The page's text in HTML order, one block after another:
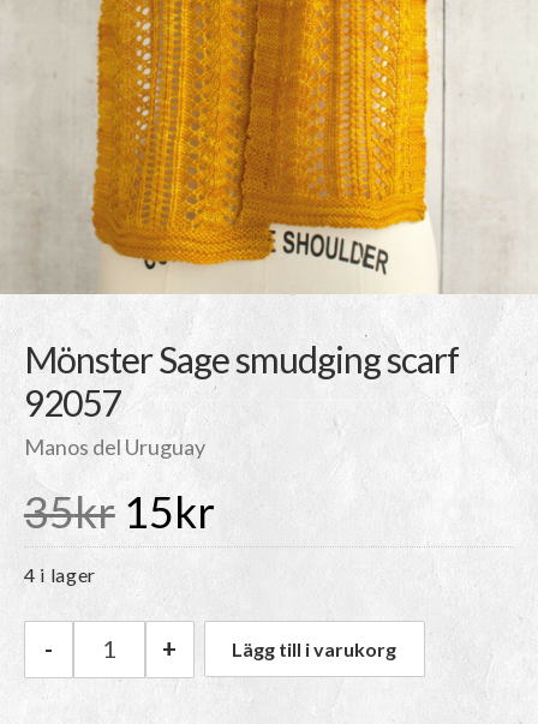
Mönster Sage smudging scarf
92057
Manos del Uruguay
35kr Det
ursprungliga
priset
15krDet
priset
4 i lager
Manos del Uruguay Mönster Sage smudging
- + Lägg till i varukorg